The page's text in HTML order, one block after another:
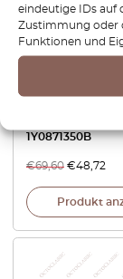
eindeutige IDs auf
Zustimmung oder
Funktionen und
Verdeck links
1Y0871350B
€69,60 €48,72
Produkt